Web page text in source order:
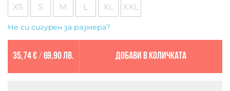
XS S M L XL XXL
Не си сигурен за размера?
35,74 €/ 69,90 лв. Добави в количката